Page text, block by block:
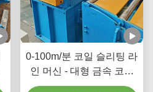
0-100m/분 코일 슬리팅 라
인 머신 - 대형 금속 코일
을 좁은 스트립으로 절단